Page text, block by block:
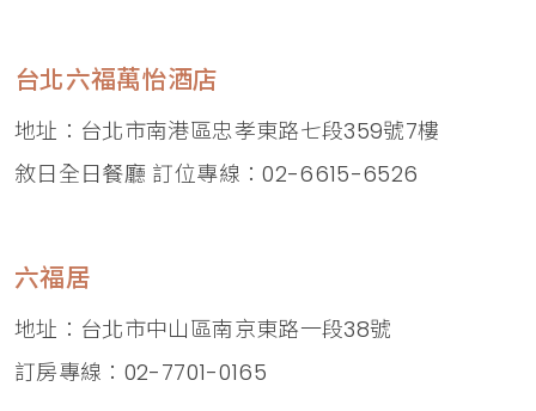
台北六福萬怡酒店
地址：台北市南港區忠孝東路七段359號7樓
敘日全日餐廳 訂位專線：02-6615-6526
六福居
地址：台北市中山區南京東路一段38號
訂房專線：02-7701-0165